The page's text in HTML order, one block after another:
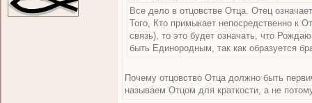
Все дело в отцовстве Отца. Отец
Того, Кто примыкает непосредственно к
связь), то это будет означать, что
быть Единородным, так как образуется
Почему отцовство Отца должно быть
называем Отцом для краткости, а не